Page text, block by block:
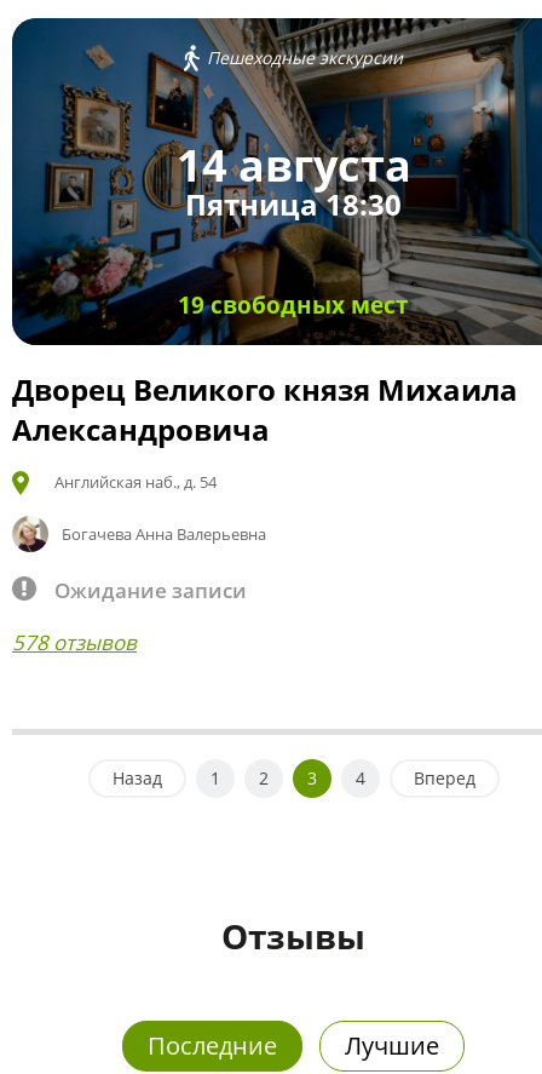
Пешеходные экскурсии
14 августа
Пятница 18:30
19 свободных мест
Дворец Великого князя Михаила
Александровича
Английская наб., д. 54
Богачева Анна Валерьевна
Ожидание записи
578 отзывов
Назад 1 2 3 4 Вперед
Отзывы
Последние Лучшие